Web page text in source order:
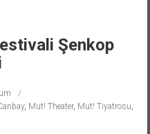
Şenkop
, Mut! Theater, Mut! Tiyatrosu